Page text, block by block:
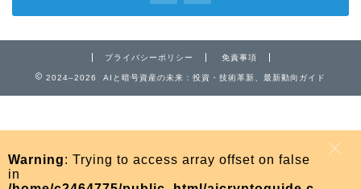
プライバシーポリシー 免責事項
2024–2026 AIと暗号資産の未来：投資・技術革新、最新動向ガイド
免責事項
お問い合わせ
Warning: Trying to access array offset on false
in